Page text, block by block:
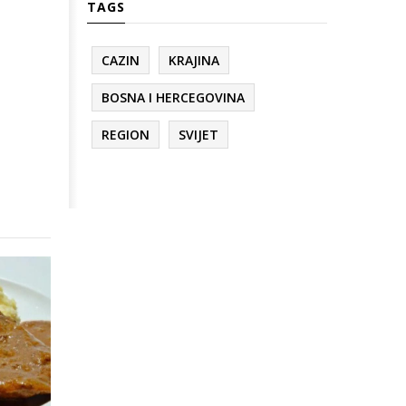
TAGS
CAZIN KRAJINA
BOSNA I HERCEGOVINA
REGION SVIJET